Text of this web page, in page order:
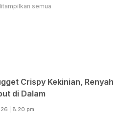
semua
Crispy Kekinian, Renyah
di Dalam
| 8:20 pm